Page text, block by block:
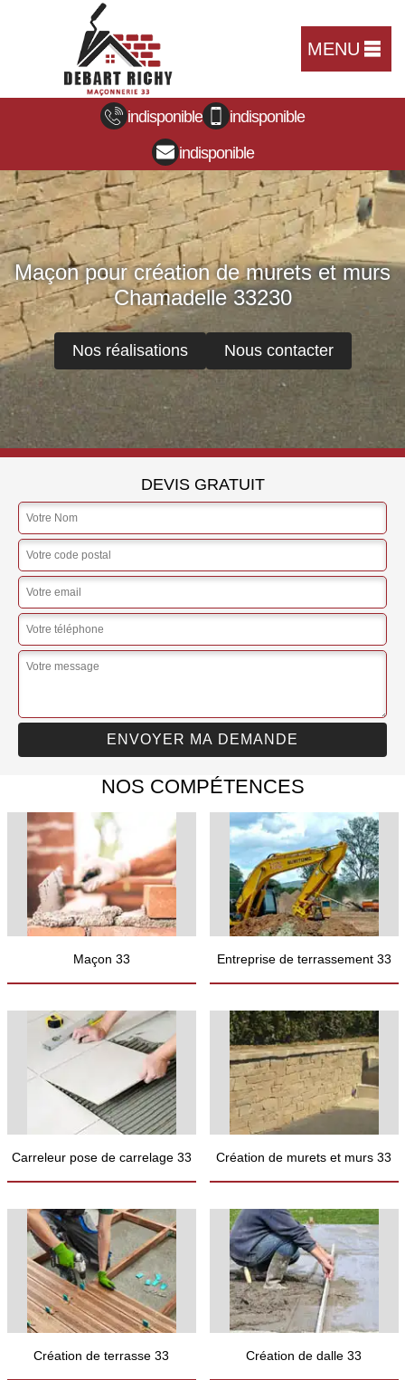
MENU
indisponible
indisponible
indisponible
Maçon pour création de murets et murs
Chamadelle 33230
Nos réalisations Nous contacter
DEVIS GRATUIT
NOS COMPÉTENCES
Maçon 33 Entreprise de terrassement 33
Carreleur pose de carrelage 33 Création de murets et murs 33
Création de terrasse 33 Création de dalle 33